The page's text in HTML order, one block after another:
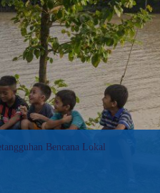
Bencana Lokal